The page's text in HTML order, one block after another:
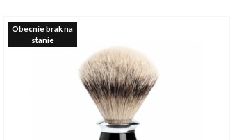
Obecnie brak na
stanie